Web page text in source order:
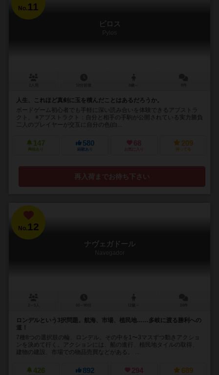
No.11
ピロス
Pylos
人生、これほど真剣に玉を積んだことはあるだろうか。
ボードゲーム初心者でも手軽に深い読み合いを体験できるアブストラ
クト。 ※アブストラクト：自分と相手の手駒が公開されている実力勝負
二人のプレイヤーが交互に自分の色(白...
147
興味あり
580
経験あり
68
お気に入り
209
持ってる
再入荷までお待ち下さい
No.12
ナヴェガドール
Navegador
ロンデルという3択問題。航海、市場、植民地……多岐に渡る勝利への
道！
7種8つの選択肢の輪、ロンデル。その中を1〜3マスずつ動きアクショ
ンを決めて行く。アクションには、船の進行、植民地タイルの取得、
建物の建設、市場での物品売買などがある。 ...
426 892 294 689